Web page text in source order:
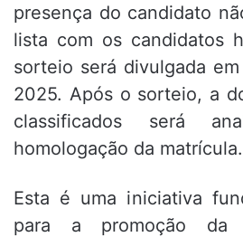
presença do candidato
lista com os candidatos
sorteio será divulgada
2025. Após o sorteio, a
classificados será
homologação da matrícula.
Esta é uma iniciativa
para a promoção